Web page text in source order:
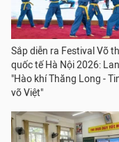
Sắp diễn ra Festival Võ
quốc tế Hà Nội 2026:
"Hào khí Thăng Long -
võ Việt"